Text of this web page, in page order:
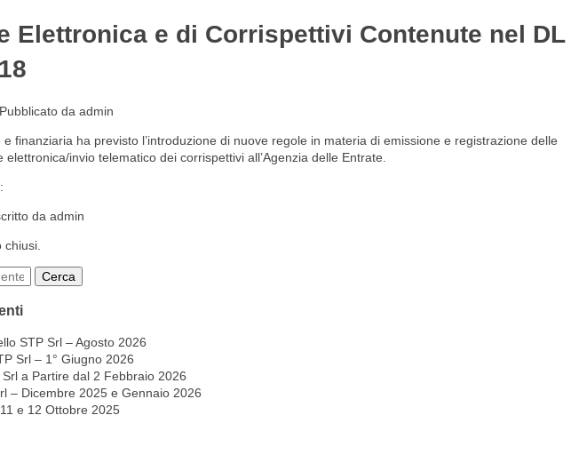
Elettronica e di Corrispettivi Contenute nel DL
Pubblicato da admin
ha previsto l’introduzione di nuove regole in materia di emissione e registrazione delle
invio telematico dei corrispettivi all’Agenzia delle Entrate.
da admin
Cerca
STP Srl – Agosto 2026
Srl – 1° Giugno 2026
a Partire dal 2 Febbraio 2026
– Dicembre 2025 e Gennaio 2026
e 12 Ottobre 2025